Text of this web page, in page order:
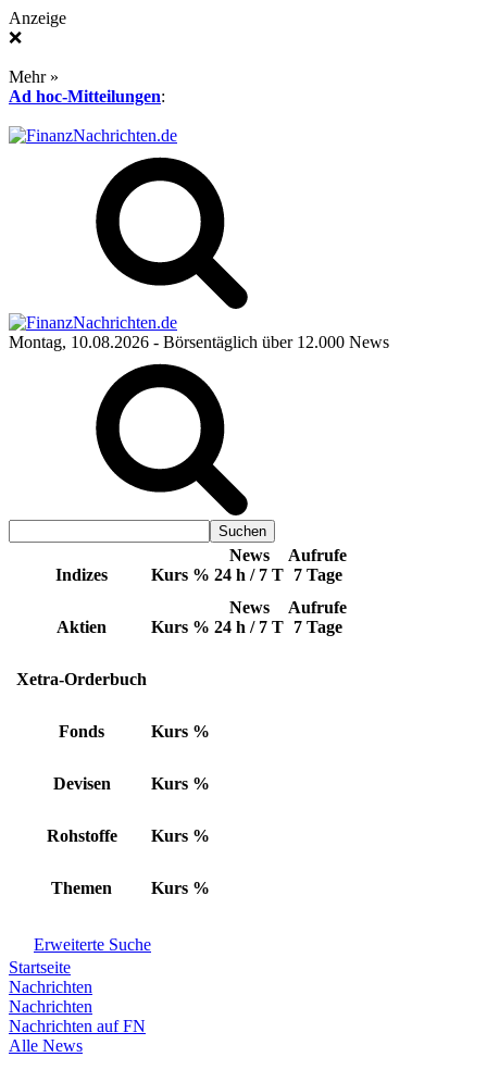
Anzeige
❌
Mehr »
Ad hoc-Mitteilungen:
Montag, 10.08.2026 - Börsentäglich über 12.000 News
Indizes Kurs %
News
24 h / 7 T
Aufrufe
7 Tage
Aktien Kurs %
News
24 h / 7 T
Aufrufe
7 Tage
Xetra-Orderbuch
Fonds Kurs %
Devisen Kurs %
Rohstoffe Kurs %
Themen Kurs %
Erweiterte Suche
Startseite
Nachrichten
Nachrichten
Nachrichten auf FN
Alle News